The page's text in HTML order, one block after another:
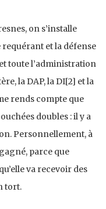
on s’installe
et la défense
toute l’administration
la DAP, la DI[2] et la
rends compte que
doubles : il y a
Personnellement, à
parce que
va recevoir des
tort.